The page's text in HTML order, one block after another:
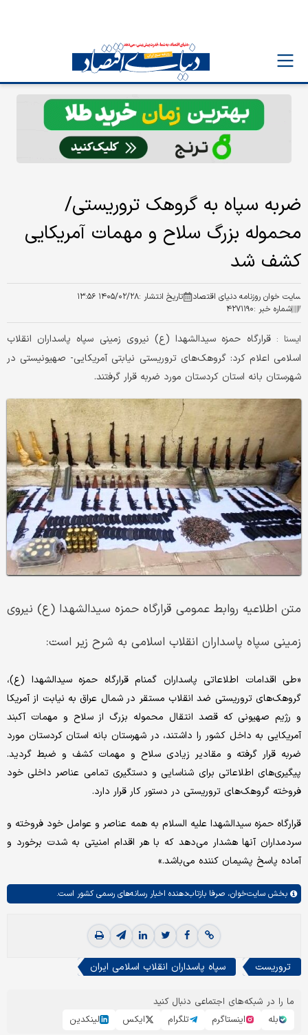
ضربه سپاه به گروهک تروریستی/
محموله بزرگ سلاح و مهمات آمریکایی
کشف شد
سایت خوان روزنامه دنیای اقتصاد تاریخ انتشار :۱۴۰۵/۰۲/۲۸ ۱۳:۵۶
شماره خبر :۴۲۷۱۱۹۰
ایسنا :قرارگاه حمزه سیدالشهدا (ع) نیروی زمینی سپاه پاسداران انقلاب
اسلامی اعلام کرد: گروهک‌های تروریستی نیابتی آمریکایی- صهیونیستی در
شهرستان بانه استان کردستان مورد ضربه قرار گرفتند.
متن اطلاعیه روابط عمومی قرارگاه حمزه سیدالشهدا (ع) نیروی
زمینی سپاه پاسداران انقلاب اسلامی به شرح زیر است:
«طی اقدامات اطلاعاتی پاسداران گمنام قرارگاه حمزه سیدالشهدا (ع)،
گروهک‌های تروریستی ضد انقلاب مستقر در شمال عراق به نیابت از آمریکا
و رژیم صهیونی که قصد انتقال محموله بزرگ از سلاح و مهمات آکبند
آمریکایی به داخل کشور را داشتند، در شهرستان بانه استان کردستان مورد
ضربه قرار گرفته و مقادیر زیادی سلاح و مهمات کشف و ضبط گردید.
پیگیری‌های اطلاعاتی برای شناسایی و دستگیری تمامی عناصر داخلی خود
فروخته گروهک‌های تروریستی در دستور کار قرار دارد.
قرارگاه حمزه سیدالشهدا علیه السلام به همه عناصر و عوامل خود فروخته و
سردمداران آنها هشدار می‌دهد که با هر اقدام امنیتی به شدت برخورد و
آماده پاسخ پشیمان کننده می‌باشد.»
بخش سایت‌خوان، صرفا بازتاب‌دهنده اخبار رسانه‌های رسمی کشور است.
تروریست سپاه پاسداران انقلاب اسلامی ایران
ما را در شبکه‌های اجتماعی دنبال کنید
بله
اینستاگرم تلگرام ایکس لینکدین